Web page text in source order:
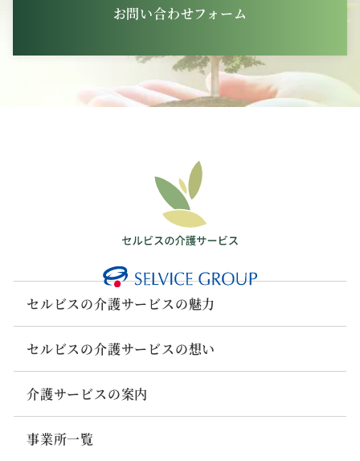
お問い合わせフォーム
セルビスの介護サービスの魅力
セルビスの介護サービスの想い
介護サービスの案内
事業所一覧